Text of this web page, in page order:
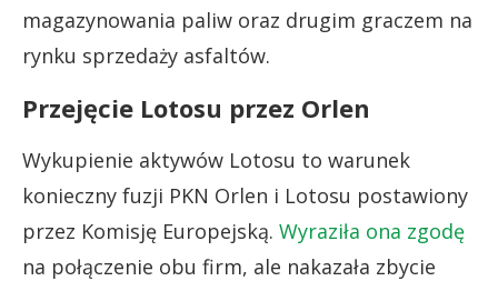
magazynowania paliw oraz drugim graczem na
rynku sprzedaży asfaltów.
Przejęcie Lotosu przez Orlen
Wykupienie aktywów Lotosu to warunek
konieczny fuzji PKN Orlen i Lotosu postawiony
przez Komisję Europejską. Wyraziła ona zgodę
na połączenie obu firm, ale nakazała zbycie